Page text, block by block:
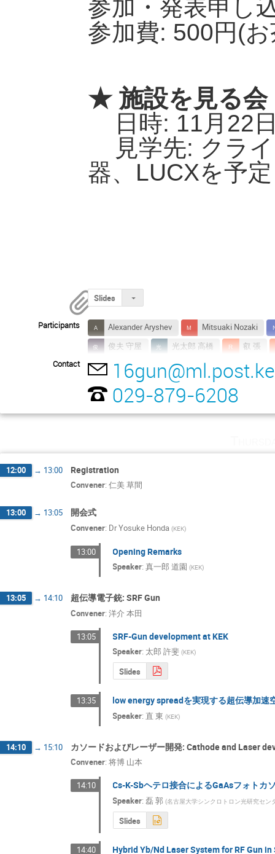
参加・発表申し
参加費: 500円(
★ 施設を見る会
日時: 11月22
見学先: クライ
器、LUCXを予
Slides
Participants Alexander Aryshev
Mitsuaki Nozaki
俊夫 守屋
光太郎 高橋
叡 張
慎二 荒牧
成彦 安達
明彦 水野
禎雄 三浦
Contact
029-879-6208
12:00 → 13:00 Registration
Convener: 仁美 草間
13:00 → 13:05 開会式
Convener: DrYosuke Honda (KEK)
13:00 Opening Remarks
Speaker:真一郎 道園 (KEK)
13:05 → 14:10 超伝導電子銃: SRF Gun
Convener: 洋介 本田
13:05 SRF-Gun development at KEK
Speaker: 太郎 許斐 (KEK)
Slides
13:35 low energy spreadを実現する超伝導加速
Speaker: 直 東 (KEK)
14:10 → 15:10 カソードおよびレーザー開発: Cathode and Laser
Convener: 将博 山本
14:10 Cs-K-Sbヘテロ接合によるGaAsフォトカ
Speaker:磊 郭 (名古屋大学シンクロトロン光研究セン
Slides
14:40 Hybrid Yb/Nd Laser System for RF Gun